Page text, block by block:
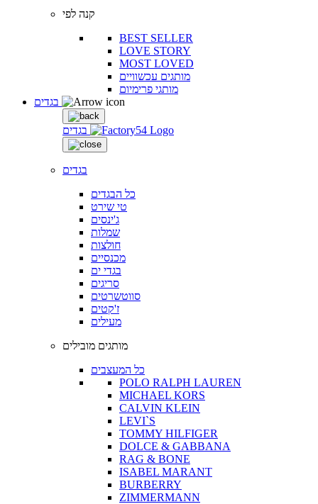
קנה לפי
BEST SELLER
LOVE STORY
MOST LOVED
מותגים עכשוויים
מותגי פרימיום
בגדים
בגדים
כל הבגדים
טי שירט
ג'ינסים
שמלות
חולצות
מכנסיים
בגדי ים
סריגים
סווטשרטים
ז'קטים
מעילים
מותגים מובילים
כל המעצבים
POLO RALPH LAUREN
MICHAEL KORS
CALVIN KLEIN
LEVI`S
TOMMY HILFIGER
DOLCE & GABBANA
RAG & BONE
ISABEL MARANT
BURBERRY
ZIMMERMANN